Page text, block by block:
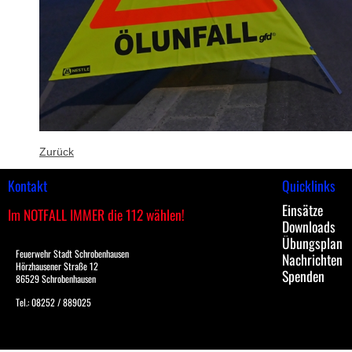
Zurück
Kontakt
Im NOTFALL IMMER die 112 wählen!
Feuerwehr Stadt Schrobenhausen
Hörzhausener Straße 12
86529 Schrobenhausen
Tel.: 08252 / 889025
Quicklinks
Einsätze
Downloads
Übungsplan
Nachrichten
Spenden